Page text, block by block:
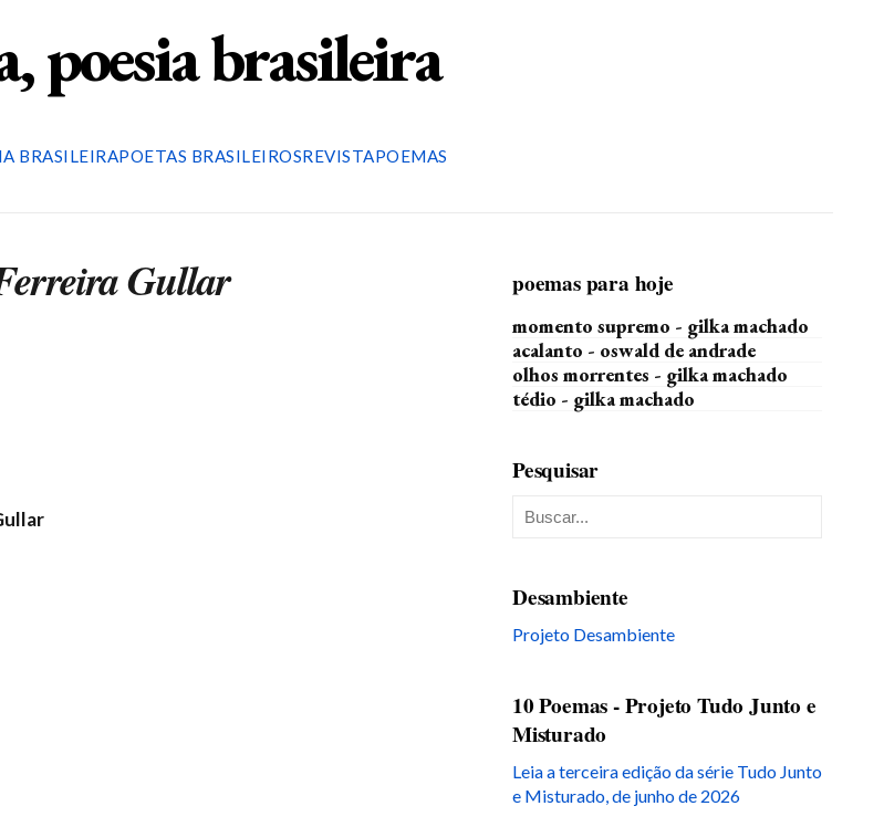
poesia brasileira
BRASILEIRAPOETAS BRASILEIROSREVISTAPOEMAS
Gullar poemas para hoje
momento supremo - gilka machado
acalanto - oswald de andrade
olhos morrentes - gilka machado
tédio - gilka machado
Pesquisar
Desambiente
Projeto Desambiente
10 Poemas - Projeto Tudo Junto e
Misturado
Leia a terceira edição da série Tudo Junto
e Misturado, de junho de 2026